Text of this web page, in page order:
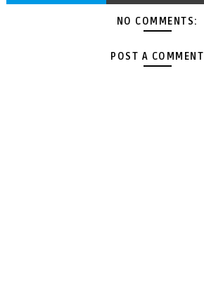
NO COMMENTS:
POST A COMMENT